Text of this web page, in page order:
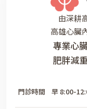
由深耕
高雄心臟
專業心
肥胖減
門診時間 早 8:00-